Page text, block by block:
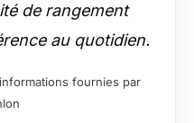
de rangement
au quotidien.
fournies par